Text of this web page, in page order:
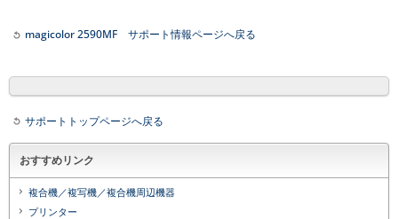
magicolor 2590MF サポート情報ページへ戻る
サポートトップページへ戻る
おすすめリンク
複合機／複写機／複合機周辺機器
プリンター